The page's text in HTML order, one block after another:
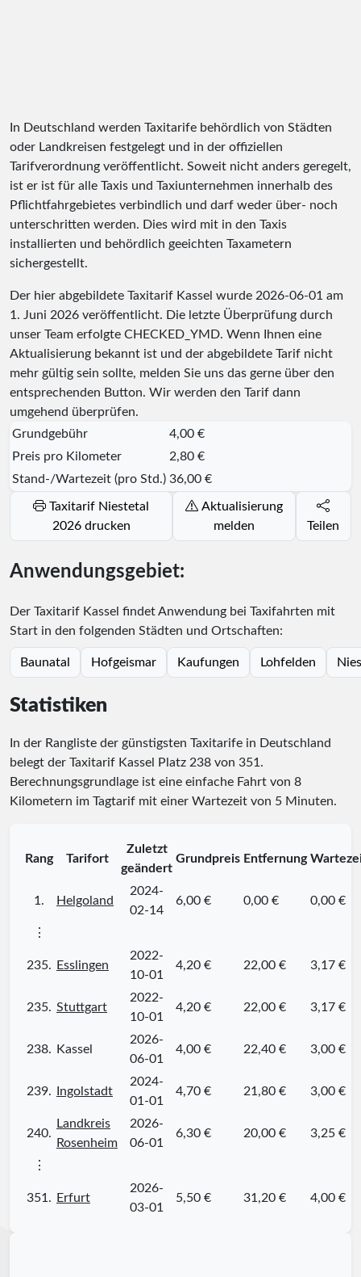
In Deutschland werden Taxitarife behördlich von Städten
oder Landkreisen festgelegt und in der offiziellen
Tarifverordnung veröffentlicht. Soweit nicht anders geregelt,
ist er ist für alle Taxis und Taxiunternehmen innerhalb des
Pflichtfahrgebietes verbindlich und darf weder über- noch
unterschritten werden. Dies wird mit in den Taxis
installierten und behördlich geeichten Taxametern
sichergestellt.
Der hier abgebildete Taxitarif Kassel wurde 2026-06-01 am
1. Juni 2026 veröffentlicht. Die letzte Überprüfung durch
unser Team erfolgte CHECKED_YMD. Wenn Ihnen eine
Aktualisierung bekannt ist und der abgebildete Tarif nicht
mehr gültig sein sollte, melden Sie uns das gerne über den
entsprechenden Button. Wir werden den Tarif dann
umgehend überprüfen.
Grundgebühr
4,00 €
Preis pro Kilometer
2,80 €
Stand-/Wartezeit (pro Std.) 36,00 €
Taxitarif Niestetal
2026 drucken
Aktualisierung
melden
Teilen
Anwendungsgebiet:
Der Taxitarif Kassel findet Anwendung bei Taxifahrten mit
Start in den folgenden Städten und Ortschaften:
Baunatal Hofgeismar Kaufungen Lohfelden
Statistiken
In der Rangliste der günstigsten Taxitarife in Deutschland
belegt der Taxitarif Kassel Platz 238 von 351.
Berechnungsgrundlage ist eine einfache Fahrt von 8
Kilometern im Tagtarif mit einer Wartezeit von 5 Minuten.
Rang Tarifort
Zuletzt
geändert
Grundpreis Entfernung
1. Helgoland
2024-
02-14
6,00 € 0,00 € 0,00 €
⋮
235. Esslingen
2022-
10-01
4,20 € 22,00 € 3,17 €
235. Stuttgart
2022-
10-01
4,20 € 22,00 € 3,17 €
238. Kassel
2026-
06-01
4,00 € 22,40 € 3,00 €
239. Ingolstadt
2024-
01-01
4,70 € 21,80 € 3,00 €
240.
Landkreis
Rosenheim
2026-
06-01
6,30 € 20,00 € 3,25 €
⋮
351. Erfurt
2026-
03-01
5,50 € 31,20 € 4,00 €